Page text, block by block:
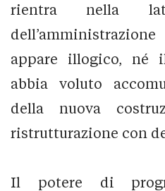
rientra nella
appare illogico, né
abbia voluto
della nuova
ristrutturazione con
Il potere di